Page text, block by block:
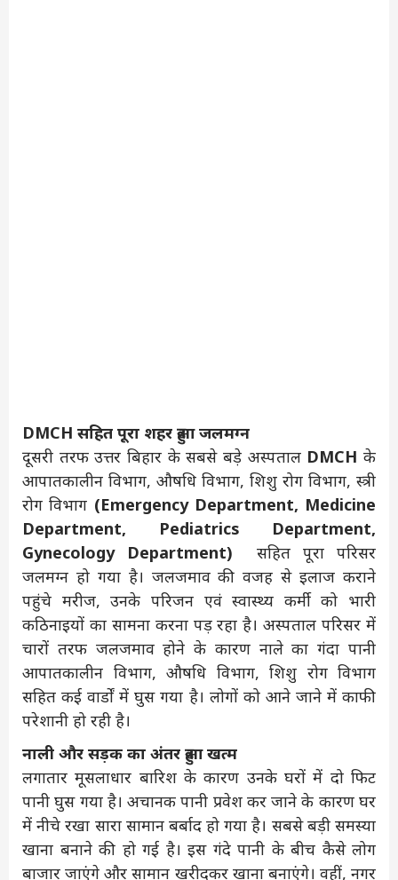
DMCH सहित पूरा शहर हुआ जलमग्न
दूसरी तरफ उत्तर बिहार के सबसे बड़े अस्पताल DMCH के
आपातकालीन विभाग, औषधि विभाग, शिशु रोग विभाग, स्त्री
रोग विभाग (Emergency Department, Medicine
Department, Pediatrics Department,
Gynecology Department)
सहित पूरा परिसर
जलमग्न हो गया है। जलजमाव की वजह से इलाज कराने
पहुंचे मरीज, उनके परिजन एवं स्वास्थ्य कर्मी को भारी
कठिनाइयों का सामना करना पड़ रहा है। अस्पताल परिसर में
चारों तरफ जलजमाव होने के कारण नाले का गंदा पानी
आपातकालीन विभाग, औषधि विभाग, शिशु रोग विभाग
सहित कई वार्डों में घुस गया है। लोगों को आने जाने में काफी
परेशानी हो रही है।
नाली और सड़क का अंतर हुआ खत्म
लगातार मूसलाधार बारिश के कारण उनके घरों में दो फिट
पानी घुस गया है। अचानक पानी प्रवेश कर जाने के कारण घर
में नीचे रखा सारा सामान बर्बाद हो गया है। सबसे बड़ी समस्या
खाना बनाने की हो गई है। इस गंदे पानी के बीच कैसे लोग
बाजार जाएंगे और सामान खरीदकर खाना बनाएंगे। वहीं, नगर